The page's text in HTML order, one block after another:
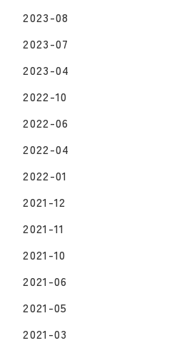
2023-08
2023-07
2023-04
2022-10
2022-06
2022-04
2022-01
2021-12
2021-11
2021-10
2021-06
2021-05
2021-03